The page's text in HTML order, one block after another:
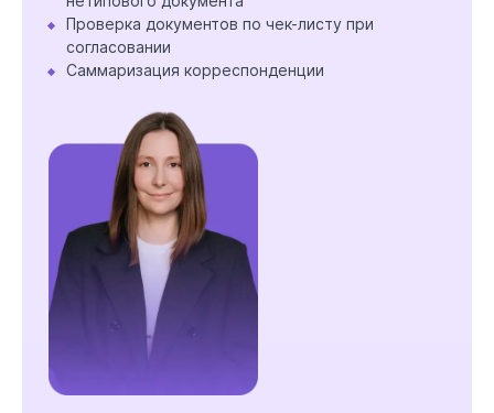
Проверка документов по чек-листу при
согласовании
Саммаризация корреспонденции